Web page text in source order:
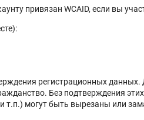
привязан WCAID, если вы
регистрационных данных.
Без подтверждения
т.п.) могут быть вырезаны или